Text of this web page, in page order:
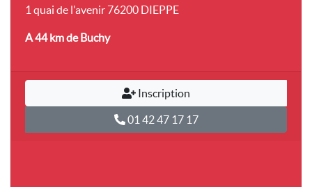
1 quai de l'avenir 76200 DIEPPE
A 44 kmde Buchy
Inscription
01 42 47 17 17